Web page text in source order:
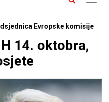
Evropske komisije
14. oktobra,